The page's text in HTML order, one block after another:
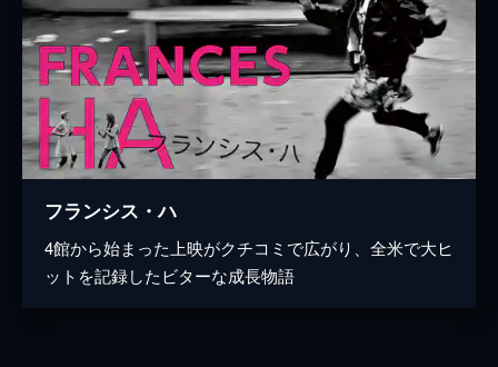
フランシス・ハ
4館から始まった上映がクチコミで広がり、全米で大ヒ
ットを記録したビターな成長物語